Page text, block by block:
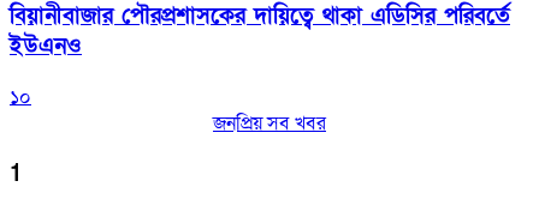
বিয়ানীবাজার পৌরপ্রশাসকের দায়িত্বে থাকা এডিসির পরিবর্তে
ইউএনও
১০
জনপ্রিয় সব খবর
1